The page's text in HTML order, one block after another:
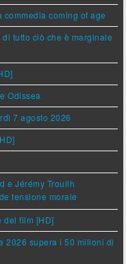
coming of age
tutto ciò che è marginale
Odissea
7 agosto 2026
e Jérémy Trouilh
tensione morale
del film [HD]
2026 supera i 50 milioni di